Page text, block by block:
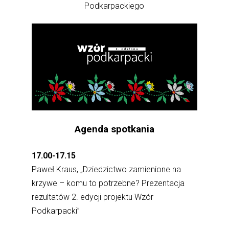
Podkarpackiego
Agenda spotkania
17.00-17.15
Paweł Kraus, „Dziedzictwo zamienione na
krzywe – komu to potrzebne? Prezentacja
rezultatów 2. edycji projektu Wzór
Podkarpacki”